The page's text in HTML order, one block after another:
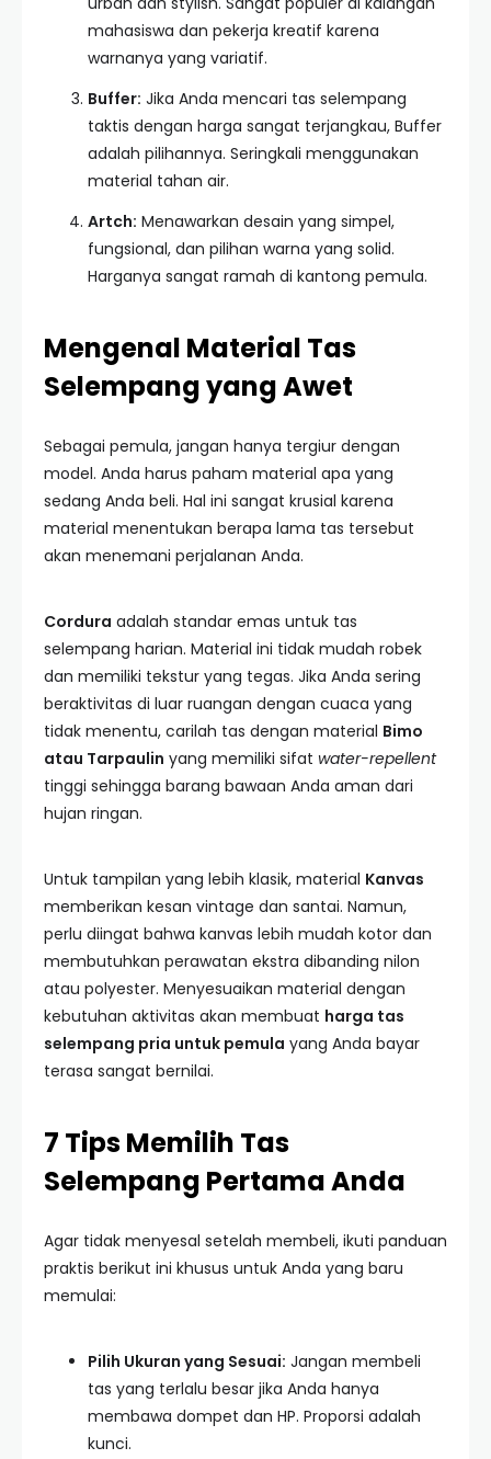
mahasiswa dan pekerja kreatif karena
warnanya yang variatif.
Buffer: Jika Anda mencari tas selempang
taktis dengan harga sangat terjangkau, Buffer
adalah pilihannya. Seringkali menggunakan
material tahan air.
Artch: Menawarkan desain yang simpel,
fungsional, dan pilihan warna yang solid.
Harganya sangat ramah di kantong pemula.
Mengenal Material Tas
Selempang yang Awet
Sebagai pemula, jangan hanya tergiur dengan
model. Anda harus paham material apa yang
sedang Anda beli. Hal ini sangat krusial karena
material menentukan berapa lama tas tersebut
akan menemani perjalanan Anda.
Cordura adalah standar emas untuk tas
selempang harian. Material ini tidak mudah robek
dan memiliki tekstur yang tegas. Jika Anda sering
beraktivitas di luar ruangan dengan cuaca yang
tidak menentu, carilah tas dengan material Bimo
atau Tarpaulin yang memiliki sifat water-repellent
tinggi sehingga barang bawaan Anda aman dari
hujan ringan.
Untuk tampilan yang lebih klasik, material Kanvas
memberikan kesan vintage dan santai. Namun,
perlu diingat bahwa kanvas lebih mudah kotor dan
membutuhkan perawatan ekstra dibanding nilon
atau polyester. Menyesuaikan material dengan
kebutuhan aktivitas akan membuat harga tas
selempang pria untuk pemula yang Anda bayar
terasa sangat bernilai.
7 Tips Memilih Tas
Selempang Pertama Anda
Agar tidak menyesal setelah membeli, ikuti panduan
praktis berikut ini khusus untuk Anda yang baru
memulai:
Pilih Ukuran yang Sesuai: Jangan membeli
tas yang terlalu besar jika Anda hanya
membawa dompet dan HP. Proporsi adalah
kunci.